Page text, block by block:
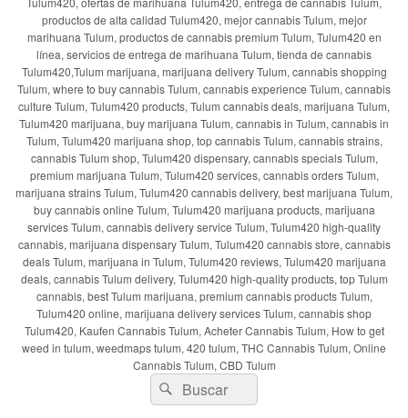
productos de alta calidad Tulum420, mejor cannabis Tulum, mejor
marihuana Tulum, productos de cannabis premium Tulum, Tulum420 en
línea, servicios de entrega de marihuana Tulum, tienda de cannabis
Tulum420,Tulum marijuana, marijuana delivery Tulum, cannabis shopping
Tulum, where to buy cannabis Tulum, cannabis experience Tulum, cannabis
culture Tulum, Tulum420 products, Tulum cannabis deals, marijuana Tulum,
Tulum420 marijuana, buy marijuana Tulum, cannabis in Tulum, cannabis in
Tulum, Tulum420 marijuana shop, top cannabis Tulum, cannabis strains,
cannabis Tulum shop, Tulum420 dispensary, cannabis specials Tulum,
premium marijuana Tulum, Tulum420 services, cannabis orders Tulum,
marijuana strains Tulum, Tulum420 cannabis delivery, best marijuana Tulum,
buy cannabis online Tulum, Tulum420 marijuana products, marijuana
services Tulum, cannabis delivery service Tulum, Tulum420 high-quality
cannabis, marijuana dispensary Tulum, Tulum420 cannabis store, cannabis
deals Tulum, marijuana in Tulum, Tulum420 reviews, Tulum420 marijuana
deals, cannabis Tulum delivery, Tulum420 high-quality products, top Tulum
cannabis, best Tulum marijuana, premium cannabis products Tulum,
Tulum420 online, marijuana delivery services Tulum, cannabis shop
Tulum420, Kaufen Cannabis Tulum, Acheter Cannabis Tulum, How to get
weed in tulum, weedmaps tulum, 420 tulum, THC Cannabis Tulum, Online
Cannabis Tulum, CBD Tulum
Buscar
por:
Buscar